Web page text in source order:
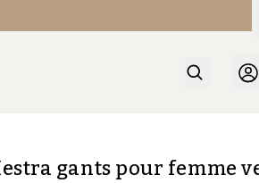
gants pour femme